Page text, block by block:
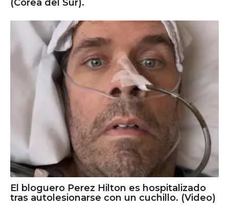
(Corea del Sur).
El bloguero Perez Hilton es hospitalizado
tras autolesionarse con un cuchillo. (Video)